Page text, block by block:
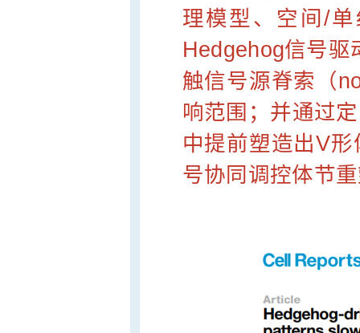
理模型、空间/
Hedgehog信号
触信号源脊索（
响范围；并通过
中提前塑造出V
号协同调控体节